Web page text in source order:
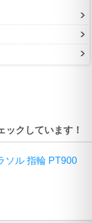
ックしています！
ソル 指輪 PT900